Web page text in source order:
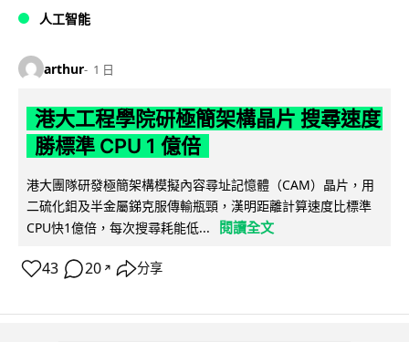
人工智能
arthur 1 日
港大工程學院研極簡架構晶片 搜尋速度
勝標準 CPU 1 億倍
港大團隊研發極簡架構模擬內容尋址記憶體（CAM）晶片，用
二硫化鉬及半金屬銻克服傳輸瓶頸，漢明距離計算速度比標準
CPU快1億倍，每次搜尋耗能低...
閱讀全文
43 20 ↗ 分享